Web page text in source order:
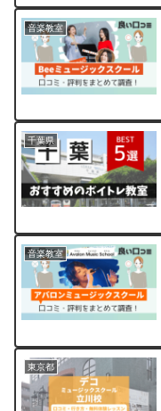
音楽教室
千葉県
音楽教室
東京都